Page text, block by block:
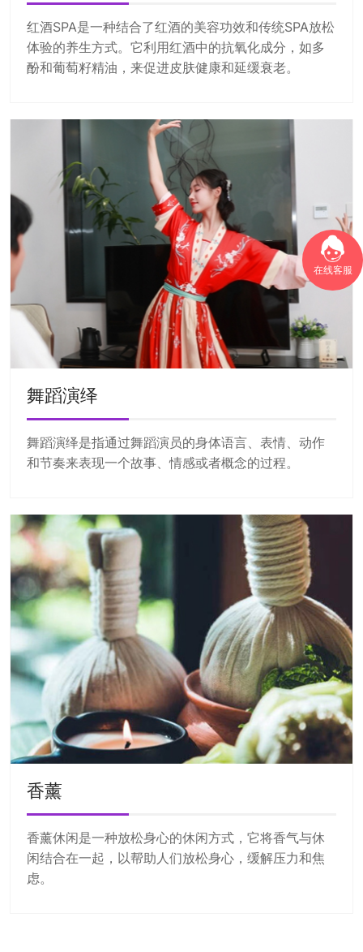
在线客服
红酒SPA是一种结合了红酒的美容功效和传统SPA放松
体验的养生方式。它利用红酒中的抗氧化成分，如多
酚和葡萄籽精油，来促进皮肤健康和延缓衰老。
舞蹈演绎
舞蹈演绎是指通过舞蹈演员的身体语言、表情、动作
和节奏来表现一个故事、情感或者概念的过程。
香薰
香薰休闲是一种放松身心的休闲方式，它将香气与休
闲结合在一起，以帮助人们放松身心，缓解压力和焦
虑。